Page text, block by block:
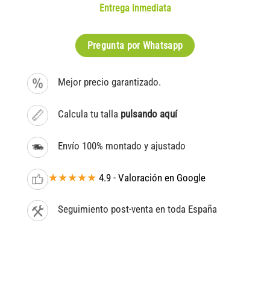
Entrega inmediata
Pregunta por Whatsapp
Mejor precio garantizado.
Calcula tu talla pulsando aquí
Envío 100% montado y ajustado
★★★★★ 4.9 - Valoración en Google
Seguimiento post-venta en toda España